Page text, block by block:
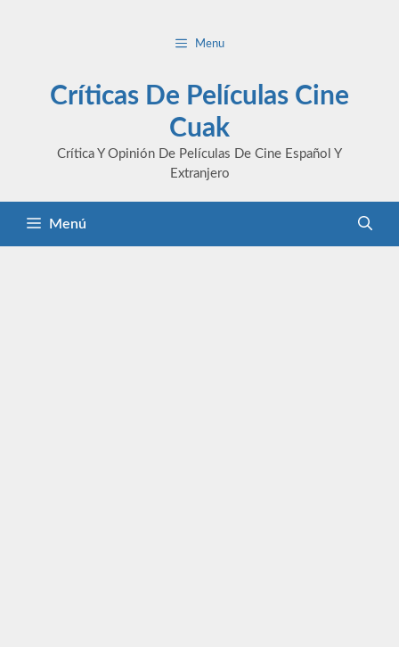
Menu
Críticas De Películas Cine
Cuak
Crítica Y Opinión De Películas De Cine Español Y
Extranjero
Menú